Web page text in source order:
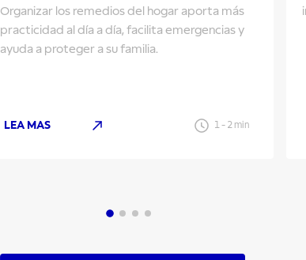
Organizar los remedios del hogar aporta más
practicidad al día a día, facilita emergencias y
ayuda a proteger a su familia.
LEA MAS 1- 2 min